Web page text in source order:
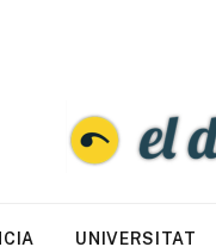
UNIVERSITAT